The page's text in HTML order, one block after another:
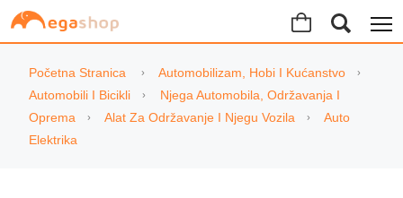
Početna Stranica
Automobilizam, Hobi I Kućanstvo
Automobili I Bicikli
Njega Automobila, Održavanja I
Oprema
Alat Za Održavanje I Njegu Vozila
Auto
Elektrika